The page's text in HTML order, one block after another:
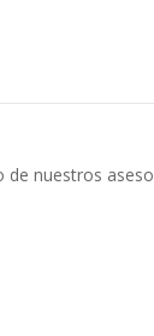
nuestros